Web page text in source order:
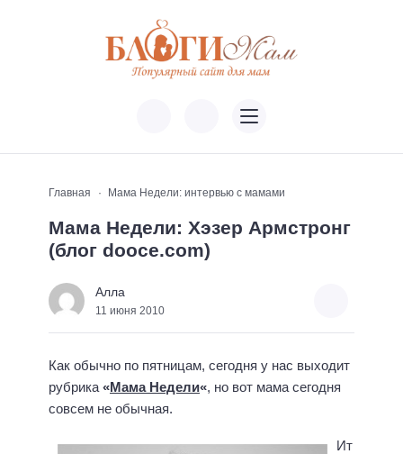
Главная Мама Недели: интервью с мамами
Мама Недели: Хэзер Армстронг
(блог dooce.com)
Алла
11 июня 2010
Как обычно по пятницам, сегодня у нас выходит
рубрика«Мама Недели«, но вот мама сегодня
совсем не обычная.
Ит